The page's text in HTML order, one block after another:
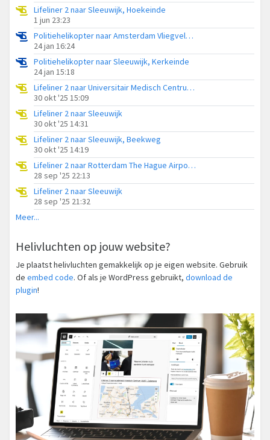
Lifeliner 2 naar Sleeuwijk, Hoekeinde
1 jun 23:23
Politiehelikopter naar Amsterdam Vliegveld Schiphol
24 jan 16:24
Politiehelikopter naar Sleeuwijk, Kerkeinde
24 jan 15:18
Lifeliner 2 naar Universitair Medisch Centrum Utrecht, Hoekeinde
30 okt '25 15:09
Lifeliner 2 naar Sleeuwijk
30 okt '25 14:31
Lifeliner 2 naar Sleeuwijk, Beekweg
30 okt '25 14:19
Lifeliner 2 naar Rotterdam The Hague Airport, Transvaal
28 sep '25 22:13
Lifeliner 2 naar Sleeuwijk
28 sep '25 21:32
Meer...
Helivluchten op jouw website?
Je plaatst helivluchten gemakkelijk op je eigen website. Gebruik
de embed code. Of als je WordPress gebruikt, download de
plugin!